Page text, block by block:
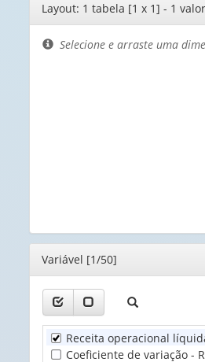
Editor
de
layout
Layout: 1 tabela [1 x 1] - 1 valor
Selecione e arraste uma
Editor
Variável [1/50]
Receita operacional
Coeficiente de variação -